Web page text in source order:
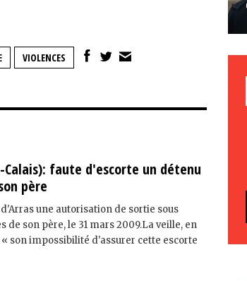
VIOLENCES
faute d'escorte un détenu
père
d'Arras une autorisation de sortie sous
de son père, le 31 mars 2009.La veille, en
son impossibilité d'assurer cette escorte